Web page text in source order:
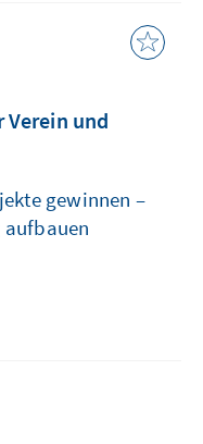
Verein und
gewinnen –